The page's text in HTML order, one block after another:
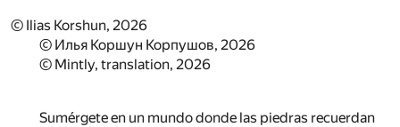
© Ilias Korshun, 2026
© Илья Коршун Корпушов, 2026
© Mintly, translation, 2026
Sumérgete en un mundo donde las piedras recuerdan